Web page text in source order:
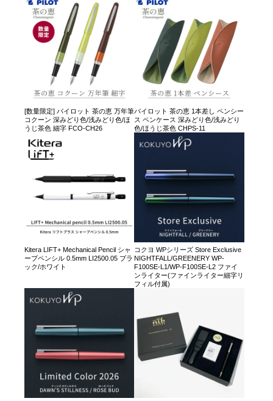
[数量限定] パイロット 茶の恵 万年筆
コクーン 深みどり色/浅みどり色/ほ
うじ茶色 細字 FCO-CH26
パイロット 茶の恵 1本差し ペンシー
ス ペンケース 深みどり色/浅みどり
色/ほうじ茶色 CHPS-11
Kitera LIFT+ Mechanical Pencil シャ
ープペンシル 0.5mm LI2500.05 ブラ
ック/ホワイト
コクヨ WPシリーズ Store Exclusive
NIGHTFALL/GREENERY WP-
F100SE-L1/WP-F100SE-L2 ファイ
ンライター(ファインライター細字リ
フィル付属)